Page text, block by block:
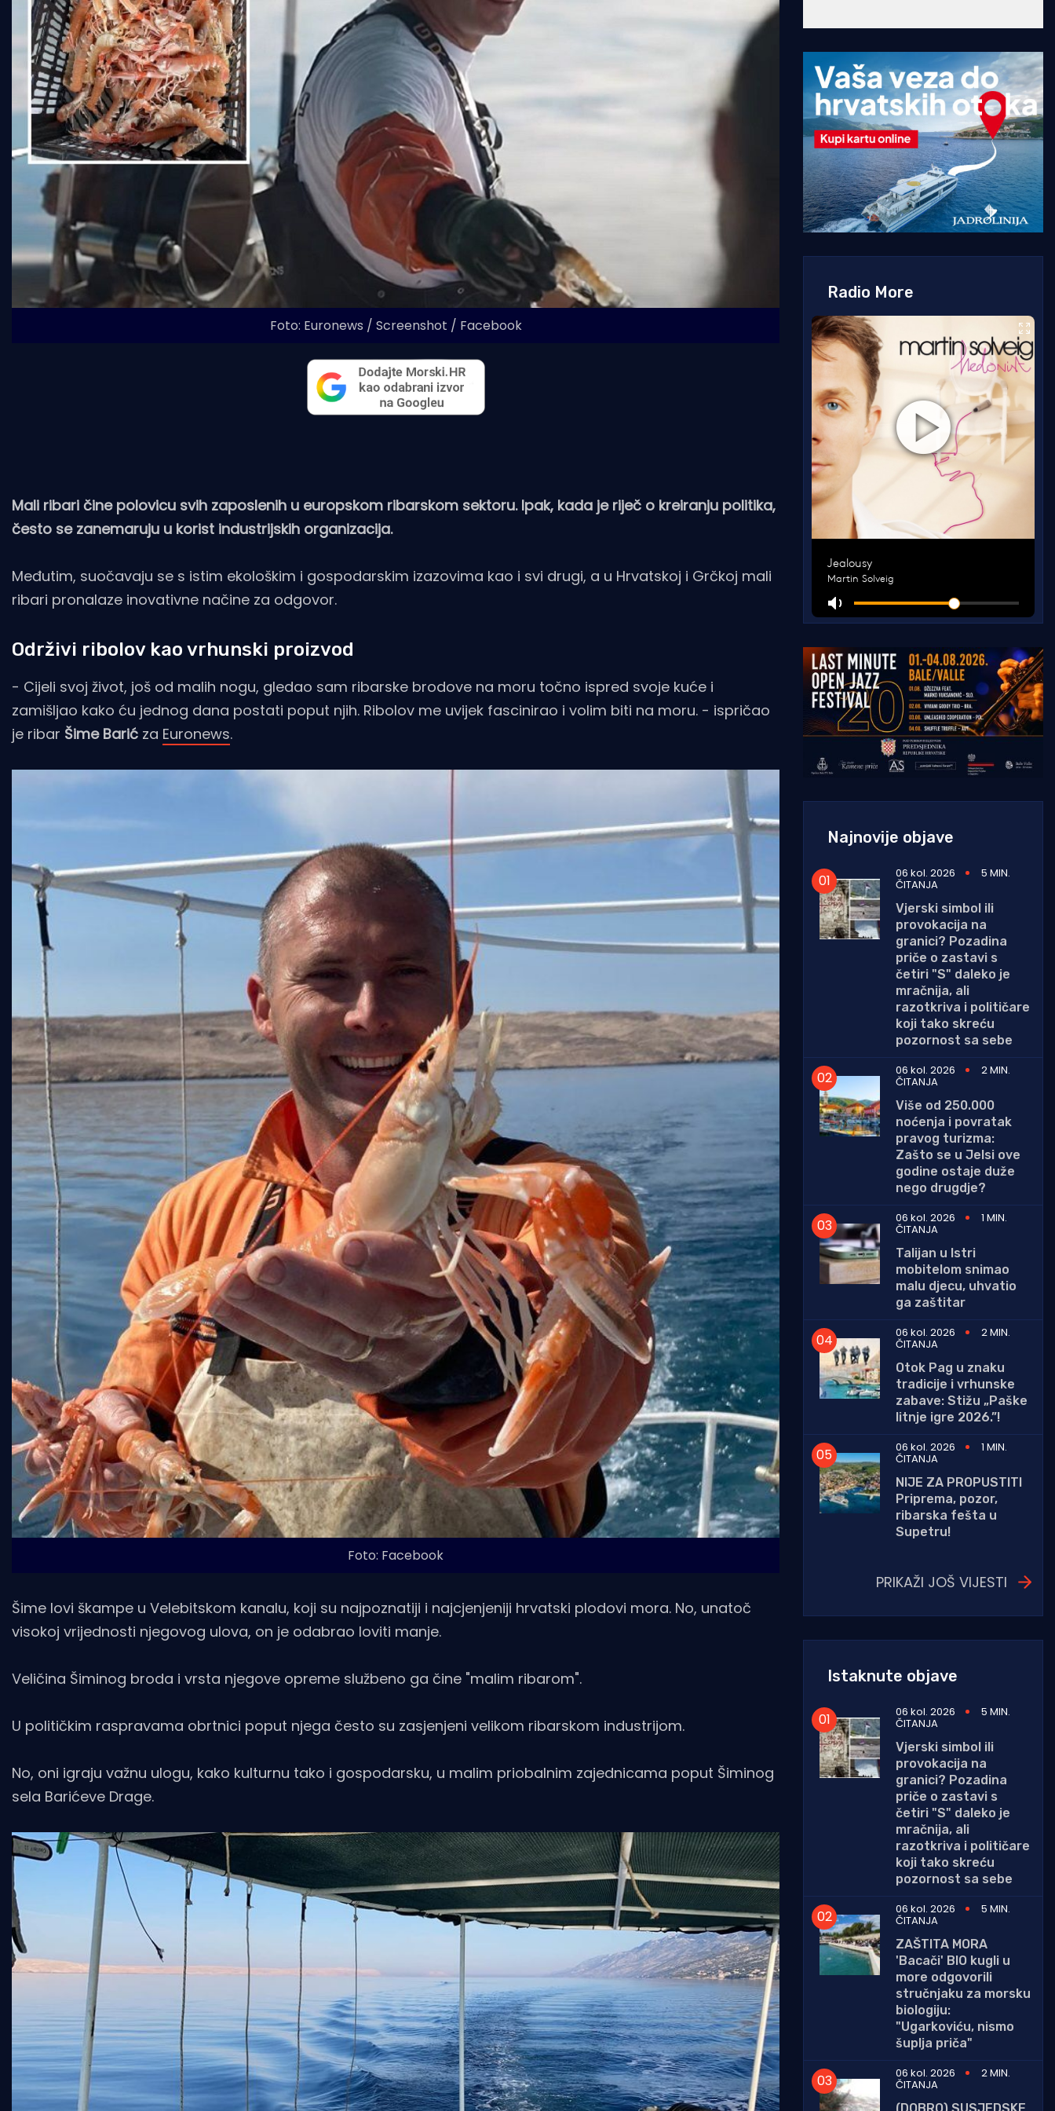
Foto: Euronews / Screenshot / Facebook
Mali ribari čine polovicu svih zaposlenih u europskom ribarskom sektoru. Ipak, kada je riječ o kreiranju politika,
često se zanemaruju u korist industrijskih organizacija.
Međutim, suočavaju se s istim ekološkim i gospodarskim izazovima kao i svi drugi, a u Hrvatskoj i Grčkoj mali
ribari pronalaze inovativne načine za odgovor.
Održivi ribolov kao vrhunski proizvod
- Cijeli svoj život, još od malih nogu, gledao sam ribarske brodove na moru točno ispred svoje kuće i
zamišljao kako ću jednog dana postati poput njih. Ribolov me uvijek fascinirao i volim biti na moru. - ispričao
je ribar Šime Barić za Euronews.
Foto: Facebook
Šime lovi škampe u Velebitskom kanalu, koji su najpoznatiji i najcjenjeniji hrvatski plodovi mora. No, unatoč
visokoj vrijednosti njegovog ulova, on je odabrao loviti manje.
Veličina Šiminog broda i vrsta njegove opreme službeno ga čine "malim ribarom".
U političkim raspravama obrtnici poput njega često su zasjenjeni velikom ribarskom industrijom.
No, oni igraju važnu ulogu, kako kulturnu tako i gospodarsku, u malim priobalnim zajednicama poput Šiminog
sela Barićeve Drage.
Radio More
Najnovije objave
06 kol. 2026 5 MIN.
ČITANJA
Vjerski simbol ili
provokacija na
granici? Pozadina
priče o zastavi s
četiri "S" daleko je
mračnija, ali
razotkriva i političare
koji tako skreću
pozornost sa sebe
06 kol. 2026
2 MIN.
ČITANJA
Više od 250.000
noćenja i povratak
pravog turizma:
Zašto se u Jelsi ove
godine ostaje duže
nego drugdje?
06 kol. 2026
1 MIN.
ČITANJA
Talijan u Istri
mobitelom snimao
malu djecu, uhvatio
ga zaštitar
06 kol. 2026
2 MIN.
ČITANJA
Otok Pag u znaku
tradicije i vrhunske
zabave: Stižu „Paške
litnje igre 2026.”!
06 kol. 2026
1 MIN.
ČITANJA
NIJE ZA PROPUSTITI
Priprema, pozor,
ribarska fešta u
Supetru!
PRIKAŽI JOŠ VIJESTI
Istaknute objave
06 kol. 2026 5 MIN.
ČITANJA
Vjerski simbol ili
provokacija na
granici? Pozadina
priče o zastavi s
četiri "S" daleko je
mračnija, ali
razotkriva i političare
koji tako skreću
pozornost sa sebe
06 kol. 2026
5 MIN.
ČITANJA
ZAŠTITA MORA
'Bacači' BIO kugli u
more odgovorili
stručnjaku za morsku
biologiju:
"Ugarkoviću, nismo
šuplja priča"
06 kol. 2026
2 MIN.
ČITANJA
(DOBRO) SUSJEDSKE